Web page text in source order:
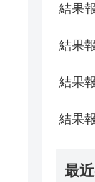
結果
結果
結果
結果
最